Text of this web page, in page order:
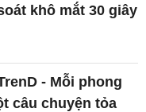
khô mắt 30 giây
- Mỗi phong
câu chuyện tỏa